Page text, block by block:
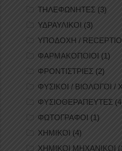
ΤΗΛΕΦΩΝΗΤΕΣ (3)
ΥΔΡΑΥΛΙΚΟΙ (3)
ΥΠΟΔΟΧΗ /
ΦΑΡΜΑΚΟΠΟΙΟΙ (1)
ΦΡΟΝΤΙΣΤΡΙΕΣ (2)
ΦΥΣΙΚΟΙ / ΒΙΟΛΟΓΟΙ /
ΦΥΣΙΟΘΕΡΑΠΕΥΤΕΣ
ΦΩΤΟΓΡΑΦΟΙ (1)
ΧΗΜΙΚΟΙ (4)
ΧΗΜΙΚΟΙ ΜΗΧΑΝΙΚΟΙ